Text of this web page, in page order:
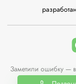
Заметили ошибку —